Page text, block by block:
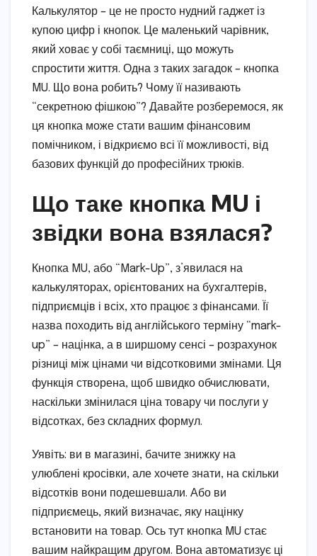
Калькулятор – це не просто нудний гаджет із
купою цифр і кнопок. Це маленький чарівник,
який ховає у собі таємниці, що можуть
спростити життя. Одна з таких загадок – кнопка
MU. Що вона робить? Чому її називають
“секретною фішкою”? Давайте розберемося, як
ця кнопка може стати вашим фінансовим
помічником, і відкриємо всі її можливості, від
базових функцій до професійних трюків.
Що таке кнопка MU і
звідки вона взялася?
Кнопка MU, або “Mark-Up”, з’явилася на
калькуляторах, орієнтованих на бухгалтерів,
підприємців і всіх, хто працює з фінансами. Її
назва походить від англійського терміну “mark-
up” – націнка, а в ширшому сенсі – розрахунок
різниці між цінами чи відсотковими змінами. Ця
функція створена, щоб швидко обчислювати,
наскільки змінилася ціна товару чи послуги у
відсотках, без складних формул.
Уявіть: ви в магазині, бачите знижку на
улюблені кросівки, але хочете знати, на скільки
відсотків вони подешевшали. Або ви
підприємець, який визначає, яку націнку
встановити на товар. Ось тут кнопка MU стає
вашим найкращим другом. Вона автоматизує ці